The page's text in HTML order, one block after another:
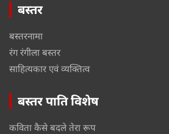
बस्तर
बस्तरनामा
रंग रंगीला बस्तर
साहित्यकार एवं व्यक्तित्व
बस्तर पाति विशेष
कविता कैसे बदले तेरा रूप